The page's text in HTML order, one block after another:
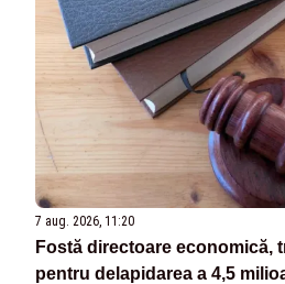
7 aug. 2026, 11:20
Fostă directoare economică,
pentru delapidarea a 4,5